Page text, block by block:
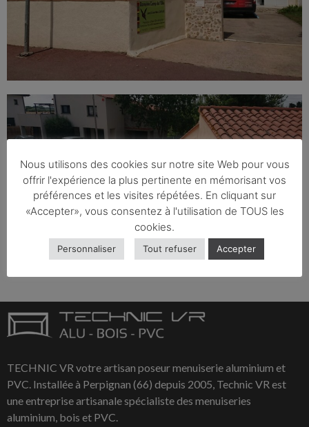
TECHNIC VR votre artisan poseur menuiserie aluminium et
PVC. Installée à Perpignan (66) depuis 2005, Technic VR est
une entreprise artisanale spécialiste des menuiseries
aluminium, bois et PVC.
Nous utilisons des cookies sur notre site Web pour vous
offrir l'expérience la plus pertinente en mémorisant vos
préférences et les visites répétées. En cliquant sur
«Accepter», vous consentez à l'utilisation de TOUS les
cookies.
Personnaliser Tout refuser Accepter